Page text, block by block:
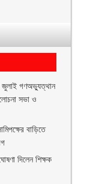
জুলাই গণঅভ্যুত্থান
সভা ও
বাড়িতে
দিলেন শিক্ষক